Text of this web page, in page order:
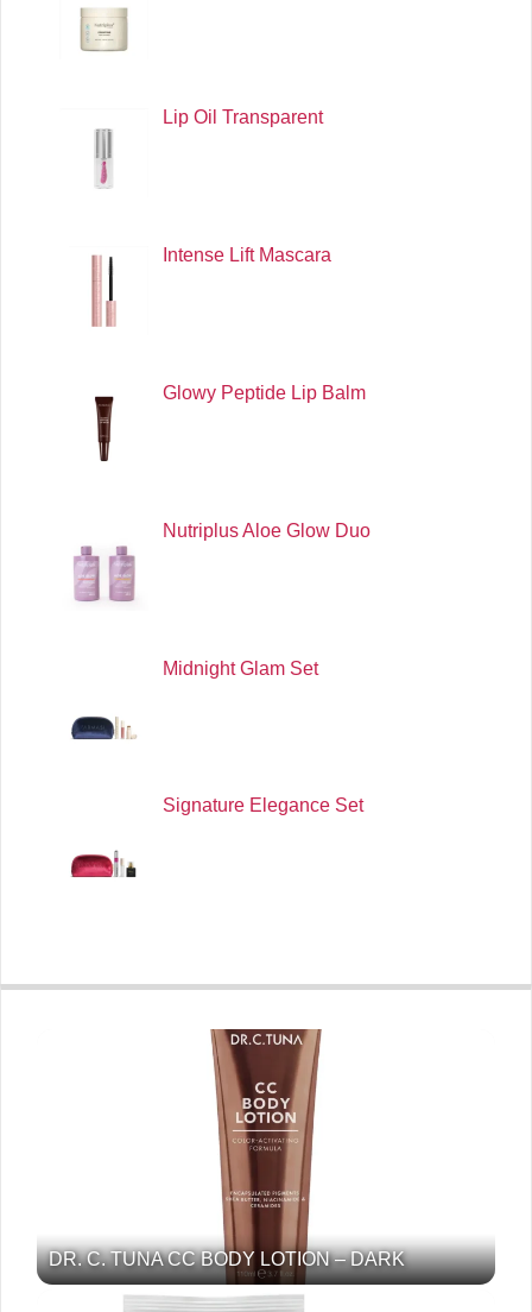
Lip Oil Transparent
Intense Lift Mascara
Glowy Peptide Lip Balm
Nutriplus Aloe Glow Duo
Midnight Glam Set
Signature Elegance Set
DR. C. TUNA CC BODY LOTION – DARK